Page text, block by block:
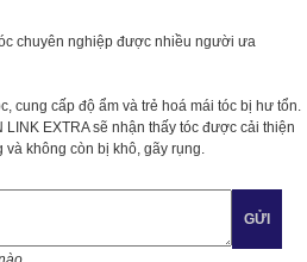
chuyên nghiệp được nhiều người ưa
cung cấp độ ẩm và trẻ hoá mái tóc bị hư tổn.
EXTRA sẽ nhận thấy tóc được cải thiện
không còn bị khô, gãy rụng.
GỬI